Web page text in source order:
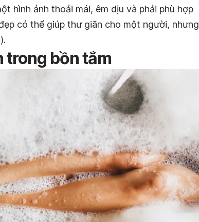
hình ảnh thoải mái, êm dịu và phải phù hợp
có thể giúp thư giãn cho một người, nhưng
trong bồn tắm